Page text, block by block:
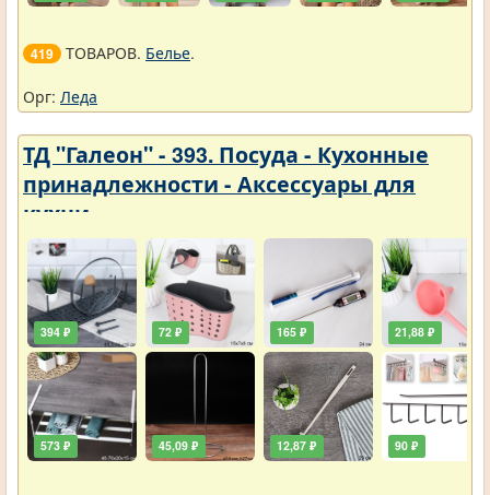
419 ТОВАРОВ. Белье.
Орг: Леда
ТД "Галеон" - 393. Посуда - Кухонные
принадлежности - Аксессуары для
кухни
394 ₽
573 ₽
72 ₽
45,09 ₽
165 ₽
12,87 ₽
21,88 ₽
90 ₽